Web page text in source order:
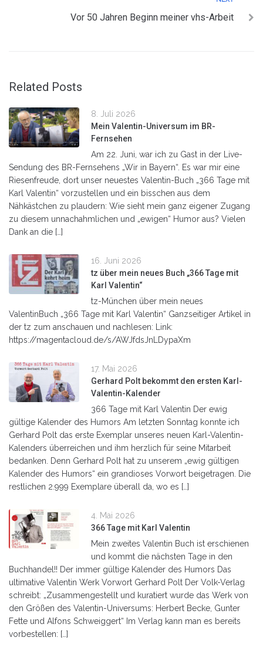
Vor 50 Jahren Beginn meiner vhs-Arbeit
Related Posts
8. Juli 2026
Mein Valentin-Universum im BR-
Fernsehen
Am 22. Juni, war ich zu Gast in der Live-
Sendung des BR-Fernsehens „Wir in Bayern“. Es war mir eine
Riesenfreude, dort unser neuestes Valentin-Buch „366 Tage mit
Karl Valentin“ vorzustellen und ein bisschen aus dem
Nähkästchen zu plaudern: Wie sieht mein ganz eigener Zugang
zu diesem unnachahmlichen und „ewigen“ Humor aus? Vielen
Dank an die […]
16. Juni 2026
tz über mein neues Buch „366 Tage mit
Karl Valentin“
tz-München über mein neues
ValentinBuch „366 Tage mit Karl Valentin“ Ganzseitiger Artikel in
der tz zum anschauen und nachlesen: Link:
https://magentacloud.de/s/AWJfdsJnLDypaXm
17. Mai 2026
Gerhard Polt bekommt den ersten Karl-
Valentin-Kalender
366 Tage mit Karl Valentin Der ewig
gültige Kalender des Humors Am letzten Sonntag konnte ich
Gerhard Polt das erste Exemplar unseres neuen Karl-Valentin-
Kalenders überreichen und ihm herzlich für seine Mitarbeit
bedanken. Denn Gerhard Polt hat zu unserem „ewig gültigen
Kalender des Humors“ ein grandioses Vorwort beigetragen. Die
restlichen 2.999 Exemplare überall da, wo es […]
4. Mai 2026
366 Tage mit Karl Valentin
Mein zweites Valentin Buch ist erschienen
und kommt die nächsten Tage in den
Buchhandel!! Der immer gültige Kalender des Humors Das
ultimative Valentin Werk Vorwort Gerhard Polt Der Volk-Verlag
schreibt: „Zusammengestellt und kuratiert wurde das Werk von
den Größen des Valentin-Universums: Herbert Becke, Gunter
Fette und Alfons Schweiggert“ Im Verlag kann man es bereits
vorbestellen: […]